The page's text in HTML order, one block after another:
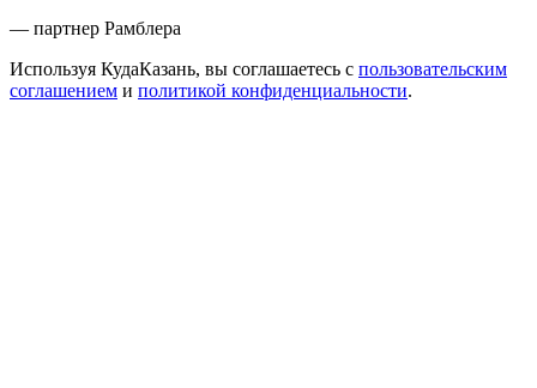
— партнер Рамблера
Используя КудаКазань, вы соглашаетесь с пользовательским
соглашением и политикой конфиденциальности.